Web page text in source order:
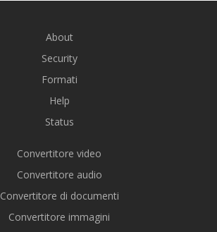
About
Security
Formati
Help
Status
Convertitore video
Convertitore audio
Convertitore di documenti
Convertitore immagini